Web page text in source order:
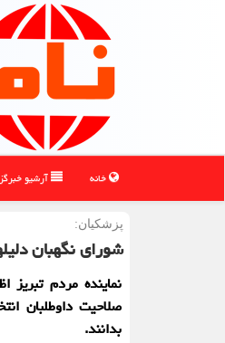
خانه آرشیو
پزشكیان:
شورای نگهبان
نماینده مردم تبریز
صلاحیت داوطلبان
بدانند.